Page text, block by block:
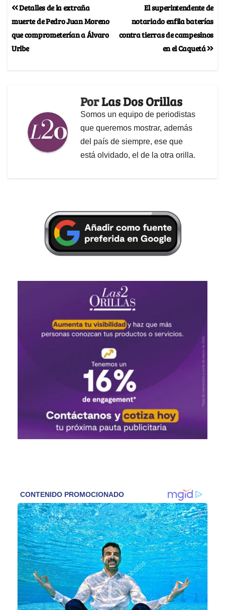
El superintendente de
notariado enfila baterías
contra tierras de campesinos
en el Caquetá
Detalles de la extraña
muerte de Pedro Juan Moreno
que comprometerían a Álvaro
Uribe
PorLas Dos Orillas
Somos un equipo de periodistas
que queremos mostrar, además
del país de siempre, ese que
está olvidado, el de la otra orilla.